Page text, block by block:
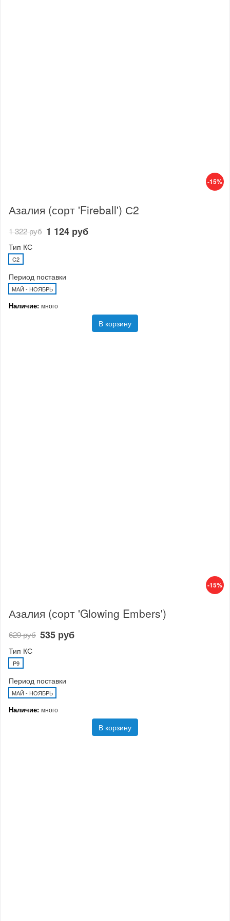
-15%
Азалия (сорт 'Fireball') С2
1 322 руб 1 124 руб
Тип КС
C2
Период поставки
МАЙ - НОЯБРЬ
Наличие: много
В корзину
-15%
Азалия (сорт 'Glowing Embers')
629 руб 535 руб
Тип КС
P9
Период поставки
МАЙ - НОЯБРЬ
Наличие: много
В корзину